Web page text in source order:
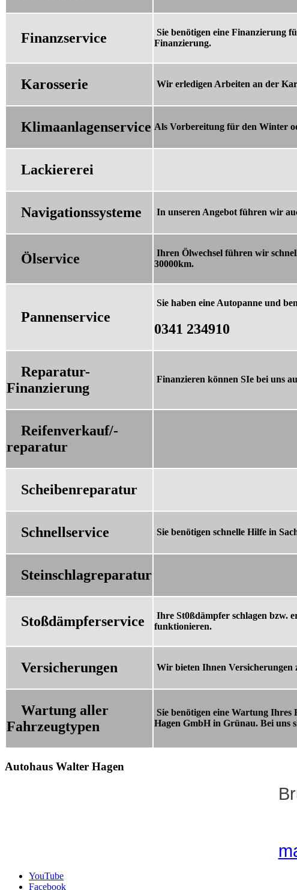
Finanzservice
Sie benötigen eine Finanzierung
Finanzierung.
Karosserie Wir erledigen Arbeiten an der
Klimaanlagenservice Als Vorbereitung für den Winter
Lackiererei
Navigationssysteme In unseren Angebot führen wir
Ölservice
Ihren Ölwechsel führen wir
30000km.
Pannenservice
Sie haben eine Autopanne und
0341 234910
Reparatur-
Finanzierung
Finanzieren können SIe bei uns
Reifenverkauf/-
reparatur
Scheibenreparatur
Schnellservice Sie benötigen schnelle Hilfe in
Steinschlagreparatur
Stoßdämpferservice
Ihre St0ßdämpfer schlagen bzw.
funktionieren.
Versicherungen Wir bieten Ihnen
Wartung aller
Fahrzeugtypen
Sie benötigen eine Wartung
Hagen GmbH in Grünau. Bei uns
Autohaus Walter Hagen
YouTube
Facebook